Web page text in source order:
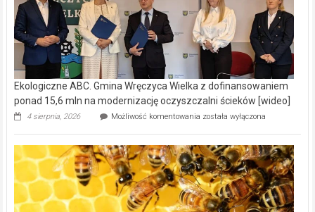
Ekologiczne ABC. Gmina Wręczyca Wielka z dofinansowaniem
ponad 15,6 mln na modernizację oczyszczalni ścieków [wideo]
4 sierpnia, 2026 Możliwość komentowania Ekologiczne
Wręczyca
Wielka
z
dofinansowaniem
ponad
15,6
została wyłączona